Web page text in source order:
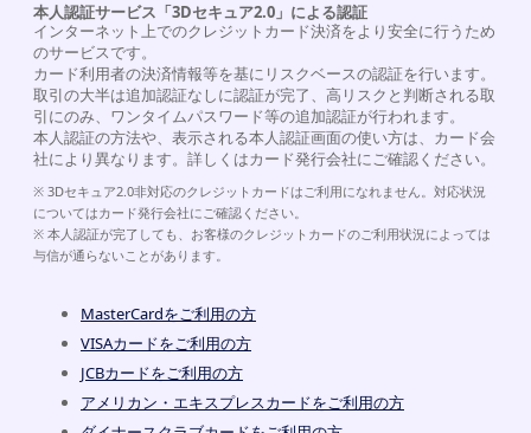
本人認証サービス「3Dセキュア2.0」による認証
インターネット上でのクレジットカード決済をより安全に行うため
のサービスです。
カード利用者の決済情報等を基にリスクベースの認証を行います。
取引の大半は追加認証なしに認証が完了、高リスクと判断される取
引にのみ、ワンタイムパスワード等の追加認証が行われます。
本人認証の方法や、表示される本人認証画面の使い方は、カード会
社により異なります。詳しくはカード発行会社にご確認ください。
※ 3Dセキュア2.0非対応のクレジットカードはご利用になれません。対応状況
についてはカード発行会社にご確認ください。
※ 本人認証が完了しても、お客様のクレジットカードのご利用状況によっては
与信が通らないことがあります。
MasterCardをご利用の方
VISAカードをご利用の方
JCBカードをご利用の方
アメリカン・エキスプレスカードをご利用の方